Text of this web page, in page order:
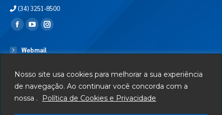
Nosso site usa cookies para melhorar a sua experiência
de navegação. Ao continuar você concorda com a
nossa .
Política de Cookies e Privacidade
(34) 3251-8500
Encontre-nos em:
Webmail
Serviços
Telefones Úteis